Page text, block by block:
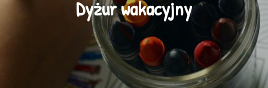
Dyżur wakacyjny